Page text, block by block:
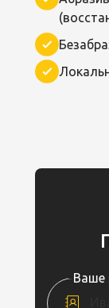
Ваше